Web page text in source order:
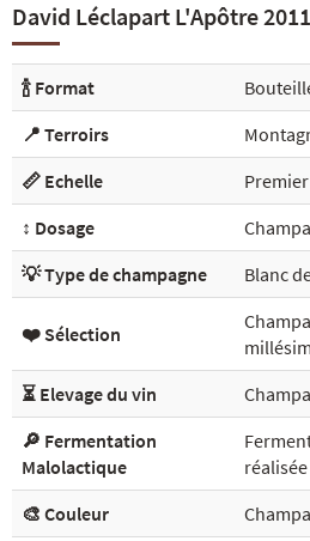
David Léclapart L'Apôtre
🍾 Format
📍 Terroirs
📏 Echelle
↕️ Dosage
💡 Type de champagne
Blanc
❤️ Sélection
⏳ Elevage du vin
🔎 Fermentation
Malolactique
réalisée
🎨 Couleur